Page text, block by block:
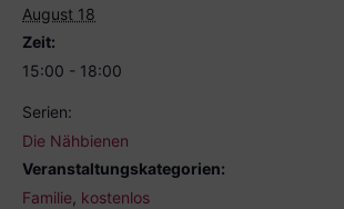
August 18
Zeit:
15:00 - 18:00
Serien:
Die Nähbienen
Veranstaltungskategorien:
Familie kostenlos